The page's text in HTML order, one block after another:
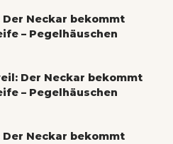
Neckar bekommt
– Pegelhäuschen
Der Neckar bekommt
– Pegelhäuschen
Neckar bekommt